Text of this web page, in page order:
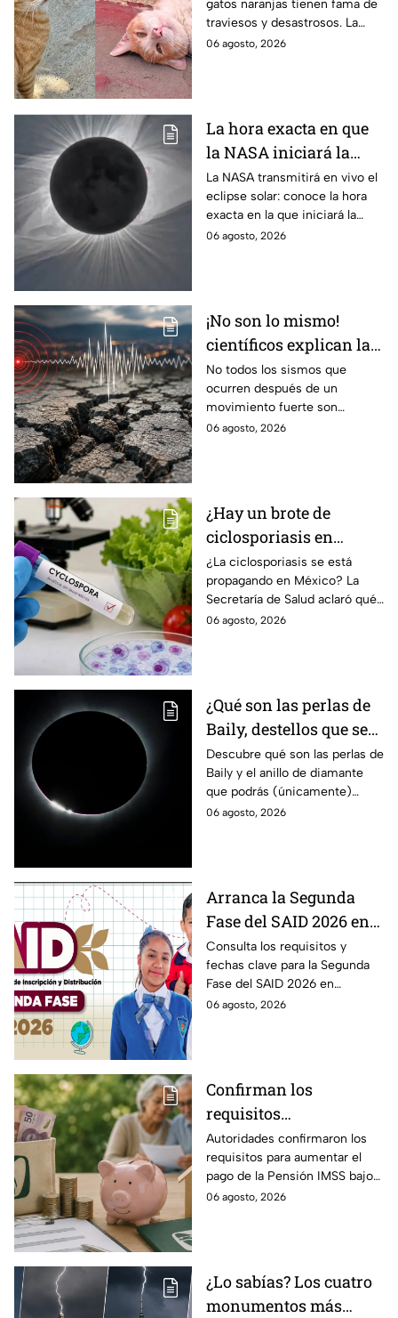
tienen tanta fama de
hacer "desastres"
gatos naranjas tienen fama de
traviesos y desastrosos. La
ciencia explica qué hay detrás
06 agosto, 2026
La hora exacta en que
la NASA iniciará la
transmisión en vivo
del eclipse solar
La NASA transmitirá en vivo el
eclipse solar: conoce la hora
exacta en la que iniciará la
cobertura para no perderte de
06 agosto, 2026
¡No son lo mismo!
científicos explican las
diferencias entre
enjambre sísmico y
réplicas
No todos los sismos que
ocurren después de un
movimiento fuerte son
réplicas. Científicos explican
06 agosto, 2026
¿Hay un brote de
ciclosporiasis en
México? Salud rompe
el silencio tras 33 casos
detectados
¿La ciclosporiasis se está
propagando en México? La
Secretaría de Salud aclaró qué
ocurre tras la detección de 33
06 agosto, 2026
¿Qué son las perlas de
Baily, destellos que se
podrán ver
ÚNICAMENTE durante
el eclipse solar 2026 del
12 de agosto?
Descubre qué son las perlas de
Baily y el anillo de diamante
que podrás (únicamente)
observar durante el eclipse
06 agosto, 2026
Arranca la Segunda
Fase del SAID 2026 en
Edomex para grados
intermedios: Fechas
clave y requisitos para
cambios de escuela
Consulta los requisitos y
fechas clave para la Segunda
Fase del SAID 2026 en
Edomex y asegura el traslado
06 agosto, 2026
Confirman los
requisitos
indispensables para
incrementar el pago de
la Pensión IMSS bajo el
régimen de la Ley 73
Autoridades confirmaron los
requisitos para aumentar el
pago de la Pensión IMSS bajo
la Ley 73, ¿cuáles son?
06 agosto, 2026
¿Lo sabías? Los cuatro
monumentos más